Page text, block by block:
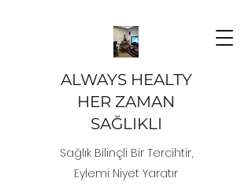
ALWAYS HEALTY
HER ZAMAN
SAĞLIKLI
Sağlık Bilinçli Bir Tercihtir,
Eylemi Niyet Yaratır